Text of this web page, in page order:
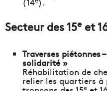
Secteur des 15eet
Traverses piétonnes
solidarité »
Réhabilitation de
relier les quartiers à
e